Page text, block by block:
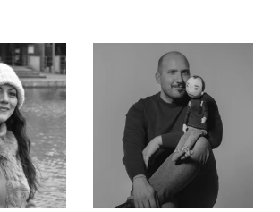
Ιωάννης Γλωσσόπουλος
Ένας γίγαντας στο σχολείο